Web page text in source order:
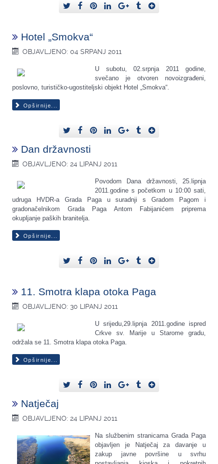
Hotel „Smokva“
OBJAVLJENO: 04 SRPANJ 2011
U subotu, 02.srpnja 2011 godine,
svečano je otvoren novoizgrađeni,
poslovno, turističko-ugostiteljski objekt Hotel „Smokva“.
Opširnije...
Dan državnosti
OBJAVLJENO: 24 LIPANJ 2011
Povodom Dana državnosti, 25.lipnja
2011.godine s početkom u 10:00 sati,
udruga HVDR-a Grada Paga u suradnji s Gradom Pagom i
gradonačelnikom Grada Paga Antom Fabijanićem priprema
okupljanje paških branitelja.
Opširnije...
11. Smotra klapa otoka Paga
OBJAVLJENO: 30 LIPANJ 2011
U srijedu,29.lipnja 2011.godine ispred
Crkve sv. Marije u Starome gradu,
održala se 11. Smotra klapa otoka Paga.
Opširnije...
Natječaj
OBJAVLJENO: 24 LIPANJ 2011
Na službenim stranicama Grada Paga
objavljen je Natječaj za davanje u
zakup javne površine u svrhu